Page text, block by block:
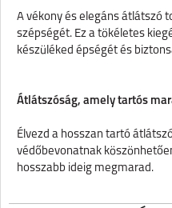
A vékony és elegáns átlátszó
szépségét. Ez a tökéletes
készüléked épségét és
Átlátszóság, amely tartós
Élvezd a hosszan tartó
védőbevonatnak
hosszabb ideig megmarad.